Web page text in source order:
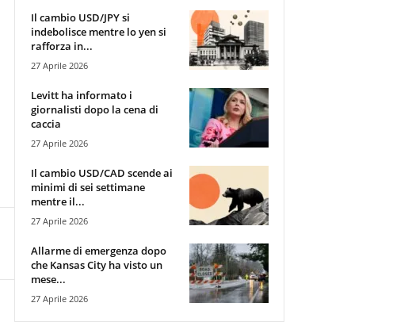
Il cambio USD/JPY si
indebolisce mentre lo yen si
rafforza in...
27 Aprile 2026
Levitt ha informato i
giornalisti dopo la cena di
caccia
27 Aprile 2026
Il cambio USD/CAD scende ai
minimi di sei settimane
mentre il...
27 Aprile 2026
Allarme di emergenza dopo
che Kansas City ha visto un
mese...
27 Aprile 2026